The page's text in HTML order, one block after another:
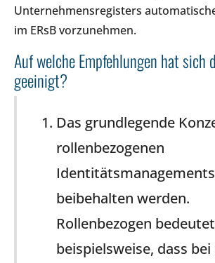
Unternehmensregisters
im ERsB vorzunehmen.
Auf welche Empfehlungen hat sich
geeinigt?
Das grundlegende
rollenbezogenen
beibehalten werden.
Rollenbezogen bedeutet
beispielsweise, dass